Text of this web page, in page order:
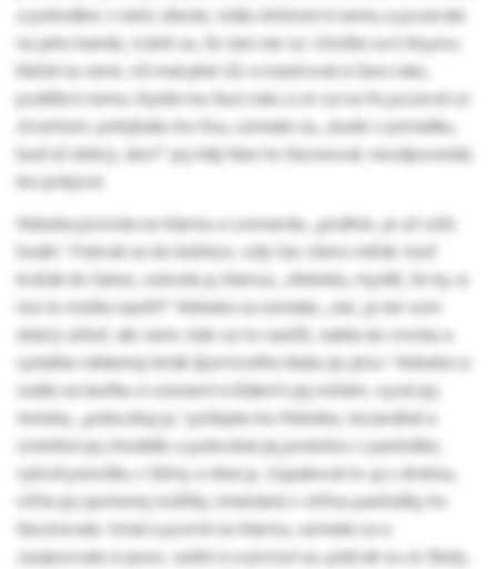
a pohodlne z neho zliezla, stála chrbtom k nemu a pozerala
na jeho bandu, tvárili sa, že tam nie sú. Otočila sa k Royovi,
kľačal na zemi, oči mal plné sĺz a masíroval si ľavú ruku,
podišla k nemu chytila mu ľavú ruku a on sa na ňu pozeral so
strachom, pohýbala mu ňou, usmiala sa, „bude v poriadku,
buď už dobrý, áno?“ jej milý hlas ho fascinoval, neodpovedal,
len prikývol.
Rebeka pozrela na Klarisu a Leonarda, „poďme, je už veľa
hodín.“ Pobrali sa do knižnice, celý čas všetci mlčali. Keď
kráčali do šatne, oslovila ju Klarisa, „Rebeka, myslíš, že by si
ma to mohla naučiť?“ Rebeka sa usmiala, „nie, ja nie som
dobrý učiteľ, ale viem, kde sa to naučíš, siahla do vrecka a
vytiahla reklamný leták športového klubu Jiu jitsu.“ Rebeka si
sadla na lavičku a Leonard si kľakol k jej nohám, vyzul jej
tenisku, „pobozkaj ju,“ pošepla mu Rebeka, nezaváhal a
zodvihol jej chodidlo a pobozkal jej podošvu v pančuške,
vylovil ponožku z čižmy a obul ju. Zopakoval to aj s druhou,
vôňa jej spotenej nožičky zmiešaná s vôňou pančušky ho
fascinovala. Vstal a pozrel na Klarisu, usmiala sa a
zazipsovala si pusu, sadol si a prezul sa, pobrali sa zo školy,